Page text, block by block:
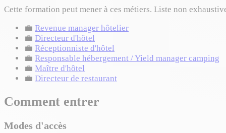
Cette formation peut mener à ces métiers. Liste non
💼 Revenue manager hôtelier
💼 Directeur d'hôtel
💼 Réceptionniste d'hôtel
💼 Responsable hébergement / Yield manager camping
💼 Maître d'hôtel
💼 Directeur de restaurant
Comment entrer
Modes d'accès